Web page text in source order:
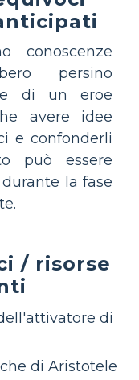
conoscenze
persino
di un eroe
avere idee
e confonderli
può essere
la fase
/ risorse
di
di Aristotele